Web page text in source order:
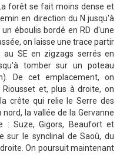
forêt se fait moins dense et
en direction du N jusqu'à
éboulis bordé en RD d'une
on laisse une trace partir
SE en zigzags serrés en
tomber sur un poteau
De cet emplacement, on
et, plus à droite, on
crête qui relie le Serre des
nord, la vallée de la Gervanne
: Suze, Gigors, Beaufort et
sur le synclinal de Saoû, du
On poursuit maintenant